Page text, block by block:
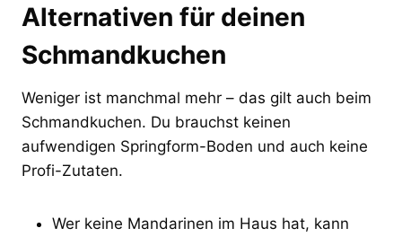
Alternativen für deinen
Schmandkuchen
Weniger ist manchmal mehr – das gilt auch beim
Schmandkuchen. Du brauchst keinen
aufwendigen Springform-Boden und auch keine
Profi-Zutaten.
Wer keine Mandarinen im Haus hat, kann